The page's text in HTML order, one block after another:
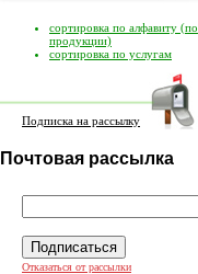
сортировка по алфавиту (по
продукции)
сортировка по услугам
Подписка на рассылку
Почтовая рассылка
Отказаться от рассылки